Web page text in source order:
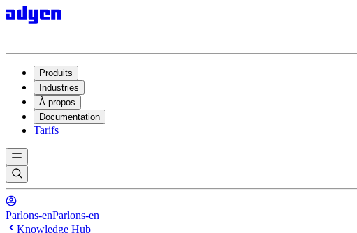
Produits
Industries
À propos
Documentation
Tarifs
Parlons-enParlons-en
Knowledge Hub